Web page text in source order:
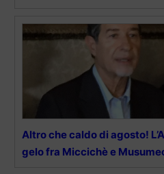
Altro che caldo di agosto!
gelo fra Miccichè e